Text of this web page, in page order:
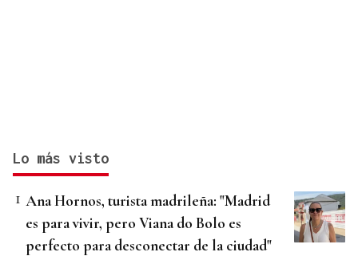
Lo más visto
Ana Hornos, turista madrileña: "Madrid
es para vivir, pero Viana do Bolo es
perfecto para desconectar de la ciudad"